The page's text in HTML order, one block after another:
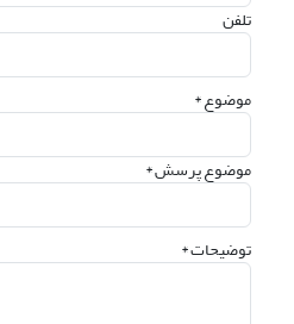
تلفن
موضوع *
موضوع پرسش *
توضیحات *